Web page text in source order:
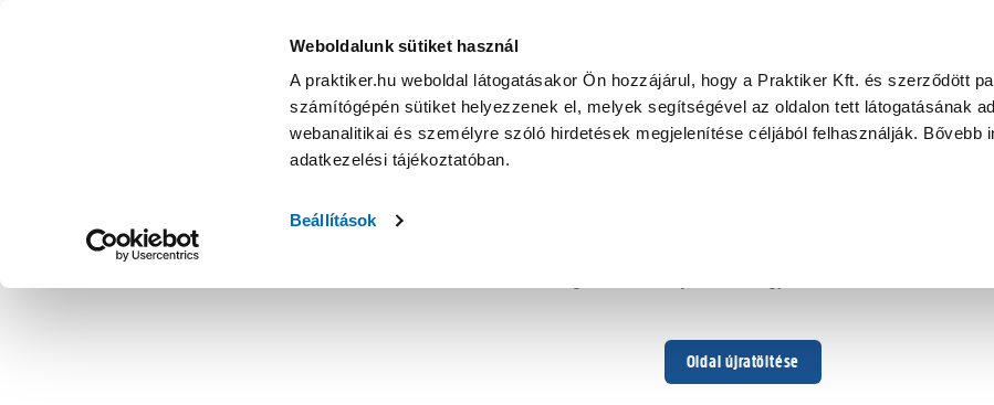
Weboldalunk sütiket használ
A praktiker.hu weboldal látogatásakor Ön hozzájárul, hogy a Praktiker Kft. és szerződött
számítógépén sütiket helyezzenek el, melyek segítségével az oldalon tett látogatásának
webanalitikai és személyre szóló hirdetések megjelenítése céljából felhasználják. Bővebb
adatkezelési tájékoztatóban.
Beállítások
Oldal újratöltése